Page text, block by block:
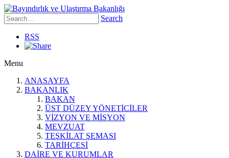
Search
RSS
Menu
ANASAYFA
BAKANLIK
BAKAN
ÜST DÜZEY YÖNETİCİLER
VİZYON VE MİSYON
MEVZUAT
TEŞKİLAT ŞEMASI
TARİHÇESİ
DAİRE VE KURUMLAR